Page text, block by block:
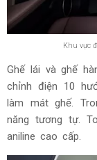
Khu vực
Ghế lái và ghế
chỉnh điện 10
làm mát ghế.
năng tương tự.
aniline cao cấp.